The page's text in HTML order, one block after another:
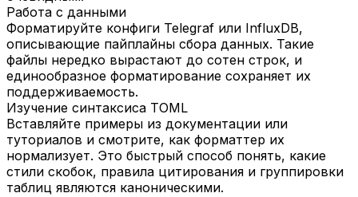
Работа с данными
Форматируйте конфиги Telegraf или InfluxDB,
описывающие пайплайны сбора данных. Такие
файлы нередко вырастают до сотен строк, и
единообразное форматирование сохраняет их
поддерживаемость.
Изучение синтаксиса TOML
Вставляйте примеры из документации или
туториалов и смотрите, как форматтер их
нормализует. Это быстрый способ понять, какие
стили скобок, правила цитирования и группировки
таблиц являются каноническими.